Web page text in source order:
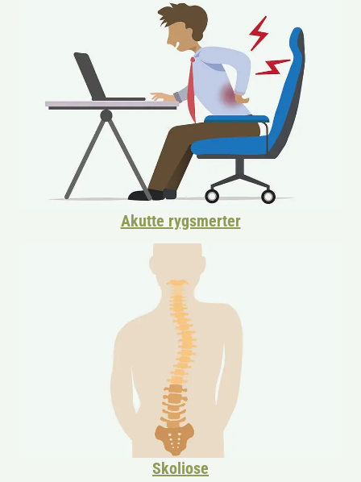
Akutte rygsmerter
Skoliose